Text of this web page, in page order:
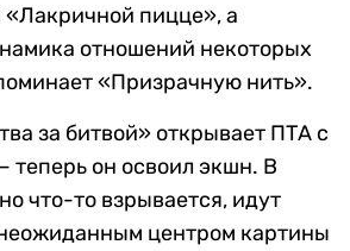
«Лакричной пицце», а
отношений некоторых
«Призрачную нить».
за битвой» открывает ПТА с
теперь он освоил экшн. В
что-то взрывается, идут
центром картины